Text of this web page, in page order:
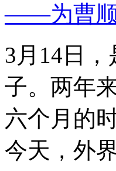
——为曹顺
3月14日
子。两年
六个月的
今天，外